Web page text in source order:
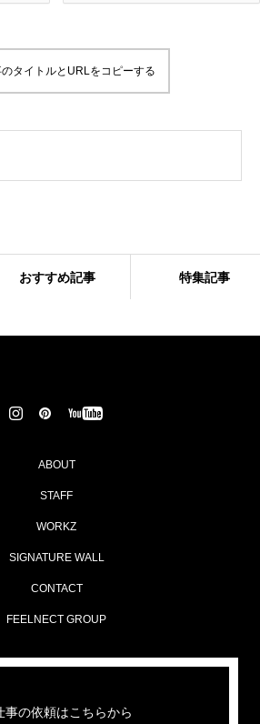
のタイトルとURLをコピーする
おすすめ記事 特集記事
ABOUT
STAFF
WORKZ
SIGNATURE WALL
CONTACT
FEELNECT GROUP
事の依頼はこちらから